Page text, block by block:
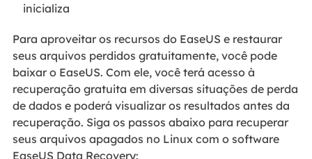
inicializa
Para aproveitar os recursos do EaseUS e restaurar
seus arquivos perdidos gratuitamente, você pode
baixar o EaseUS. Com ele, você terá acesso à
recuperação gratuita em diversas situações de perda
de dados e poderá visualizar os resultados antes da
recuperação. Siga os passos abaixo para recuperar
seus arquivos apagados no Linux com o software
EaseUS Data Recovery: